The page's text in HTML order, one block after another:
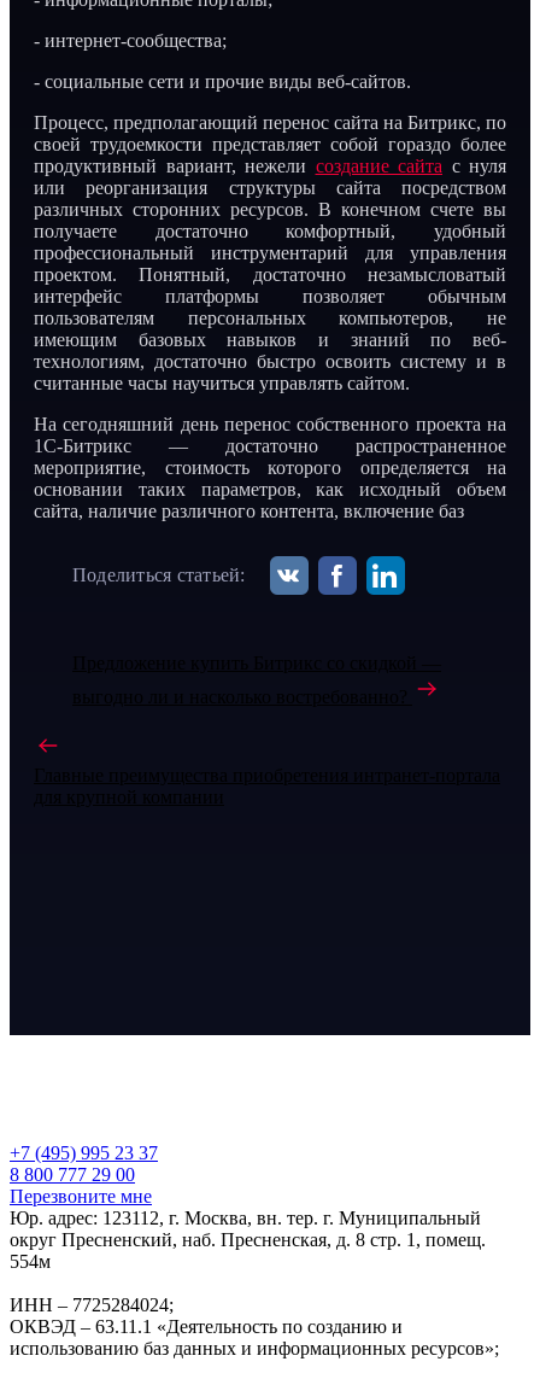
- интернет-сообщества;
- социальные сети и прочие виды веб-сайтов.
Процесс, предполагающий перенос сайта на Битрикс, по
своей трудоемкости представляет собой гораздо более
продуктивный вариант, нежели создание сайта с нуля
или реорганизация структуры сайта посредством
различных сторонних ресурсов. В конечном счете вы
получаете достаточно комфортный, удобный
профессиональный инструментарий для управления
проектом. Понятный, достаточно незамысловатый
интерфейс платформы позволяет обычным
пользователям персональных компьютеров, не
имеющим базовых навыков и знаний по веб-
технологиям, достаточно быстро освоить систему и в
считанные часы научиться управлять сайтом.
На сегодняшний день перенос собственного проекта на
1С-Битрикс — достаточно распространенное
мероприятие, стоимость которого определяется на
основании таких параметров, как исходный объем
сайта, наличие различного контента, включение баз
Поделиться статьей:
Предложение купить Битрикс со скидкой —
выгодно ли и насколько востребованно?
Главные преимущества приобретения интранет-портала
для крупной компании
+7 (495) 995 23 37
8 800 777 29 00
Перезвоните мне
Юр. адрес: 123112, г. Москва, вн. тер. г. Муниципальный
округ Пресненский, наб. Пресненская, д. 8 стр. 1, помещ.
554м
ИНН – 7725284024;
ОКВЭД – 63.11.1 «Деятельность по созданию и
использованию баз данных и информационных ресурсов»;